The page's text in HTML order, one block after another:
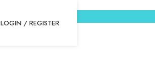
LOGIN / REGISTER